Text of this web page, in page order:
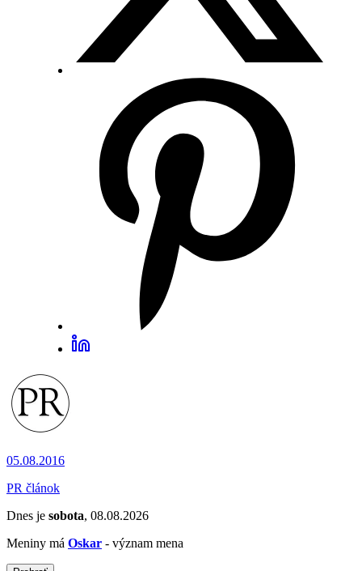
05.08.2016
PR článok
Dnes je sobota, 08.08.2026
Meniny má Oskar - význam mena